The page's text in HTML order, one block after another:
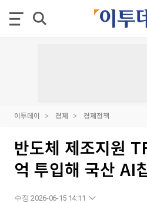
이투데이 경제 경제정책
반도체 제조지원
억 투입해 국산 AI
수정 2026-06-15 14:11